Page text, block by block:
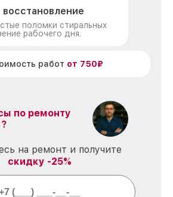
поломки стиральных
рабочего дня.
работ от 750₽
по ремонту
на ремонт и получите
скидку -25%